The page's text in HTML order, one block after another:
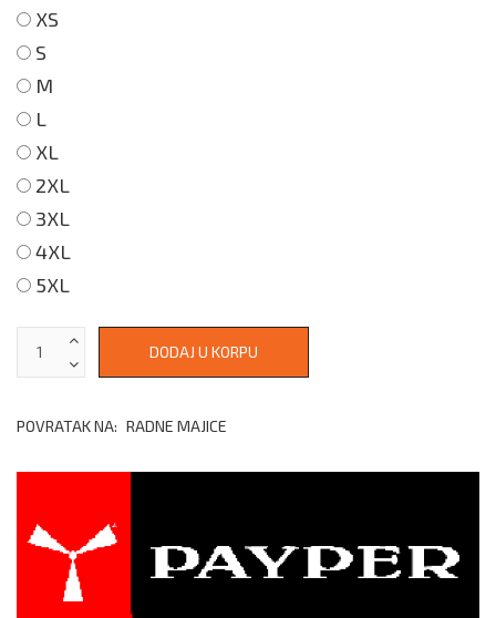
XS
S
M
L
XL
2XL
3XL
4XL
5XL
POVRATAK NA: RADNE MAJICE